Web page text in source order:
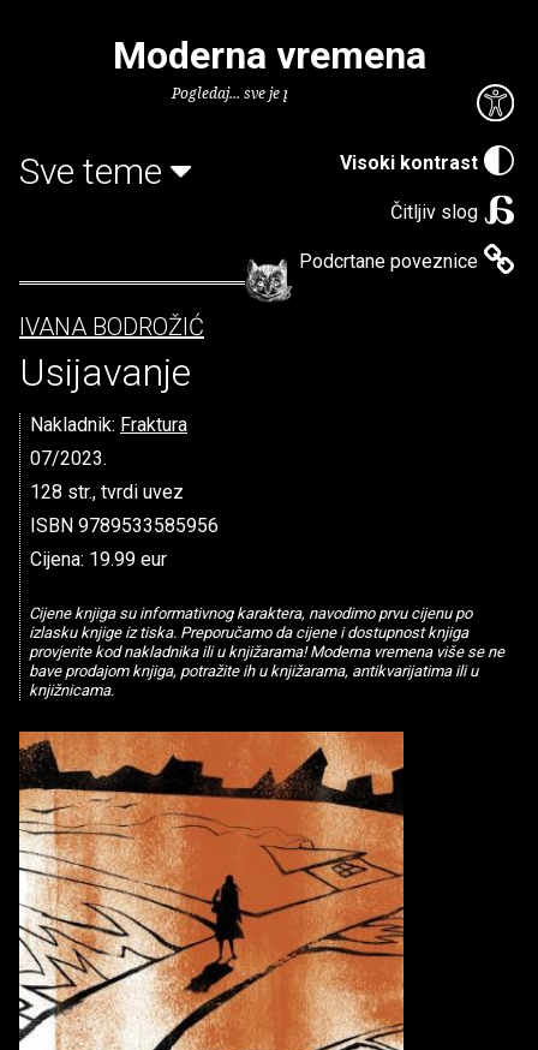
Visoki kontrast
Čitljiv slog
Podcrtane poveznice
Moderna vremena
Pogledaj... sve je puno knjiga.
Sve teme
IVANA BODROŽIĆ
Usijavanje
Nakladnik: Fraktura
07/2023.
128 str., tvrdi uvez
ISBN 9789533585956
Cijena: 19.99 eur
Cijene knjiga su informativnog karaktera, navodimo prvu cijenu po
izlasku knjige iz tiska. Preporučamo da cijene i dostupnost knjiga
provjerite kod nakladnika ili u knjižarama! Moderna vremena više se ne
bave prodajom knjiga, potražite ih u knjižarama, antikvarijatima ili u
knjižnicama.